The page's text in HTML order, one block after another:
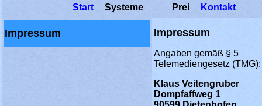
Start Systeme Prei Kontakt
Impressum Impressum
Angaben gemäß § 5
Telemediengesetz (TMG):
Klaus Veitengruber
Dompfaffweg 1